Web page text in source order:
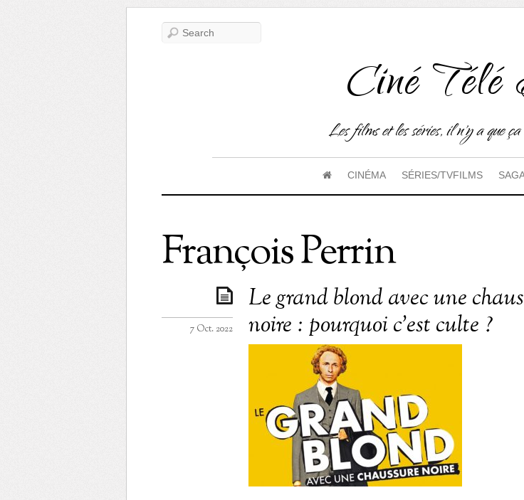
Ciné Télé
Les films et les séries, il n'y a que
CINÉMA SÉRIES/TVFILMS
François Perrin
Le grand blond avec une
noire : pourquoi c’est culte ?
7 Oct. 2022